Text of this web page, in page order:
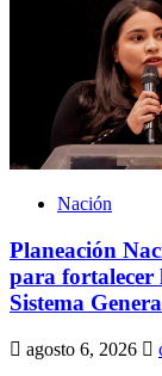
Nación
Planeación
para fortalecer
Sistema
agosto 6, 2026